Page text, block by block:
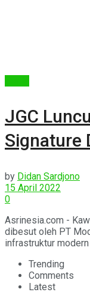
JGC
Signature
by Didan Sardjono
15 April 2022
0
Asrinesia.com -
dibesut oleh PT
infrastruktur
Trending
Comments
Latest